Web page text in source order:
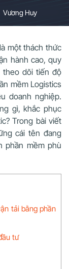
Vương Huy
một thách thức
hành cao, quy
theo dõi tiến độ
mềm Logistics
doanh nghiệp.
gì, khắc phục
Trong bài viết
cái tên đang
phần mềm phù
tải bằng phần
tư